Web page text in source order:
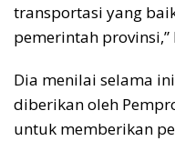
transportasi yang
pemerintah provinsi,”
Dia menilai selama
diberikan oleh
untuk memberikan